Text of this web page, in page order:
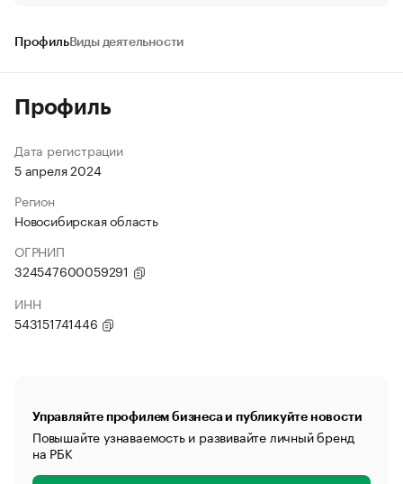
ПрофильВиды деятельности
Профиль
Дата регистрации
5 апреля 2024
Регион
Новосибирская область
ОГРНИП
324547600059291
ИНН
543151741446
Управляйте профилем бизнеса и публикуйте новости
Повышайте узнаваемость и развивайте личный бренд
на РБК